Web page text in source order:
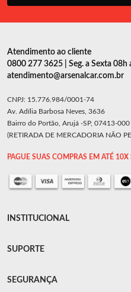
Atendimento ao cliente
0800 277 3625 | Seg. a Sexta 08h
atendimento@arsenalcar.com.br
CNPJ: 15.776.984/0001-74
Av. Adília Barbosa Neves, 3636
Bairro do Portão, Arujá -SP, 07413-000
(RETIRADA DE MERCADORIA NÃO
PAGUE SUAS COMPRAS EM ATÉ 10X
INSTITUCIONAL
SUPORTE
SEGURANÇA